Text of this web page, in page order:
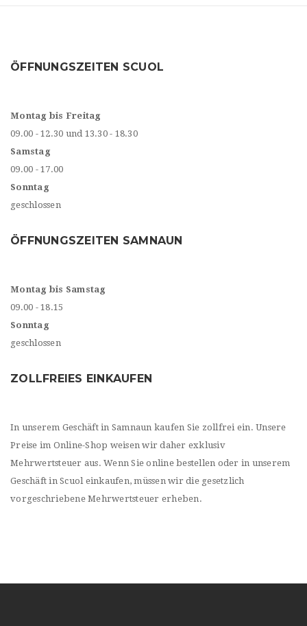
ÖFFNUNGSZEITEN SCUOL
Montag bis Freitag
09.00 - 12.30 und 13.30 - 18.30
Samstag
09.00 - 17.00
Sonntag
geschlossen
ÖFFNUNGSZEITEN SAMNAUN
Montag bis Samstag
09.00 - 18.15
Sonntag
geschlossen
ZOLLFREIES EINKAUFEN
In unserem Geschäft in Samnaun kaufen Sie zollfrei ein. Unsere
Preise im Online-Shop weisen wir daher exklusiv
Mehrwertsteuer aus. Wenn Sie online bestellen oder in unserem
Geschäft in Scuol einkaufen, müssen wir die gesetzlich
vorgeschriebene Mehrwertsteuer erheben.